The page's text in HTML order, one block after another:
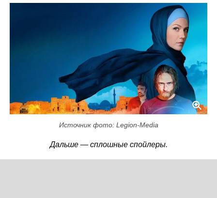
Источник фото: Legion-Media
Дальше — сплошные спойлеры.